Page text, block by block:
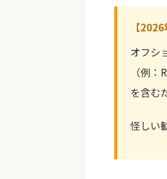
【
オフシ
（例
を含む
怪しい